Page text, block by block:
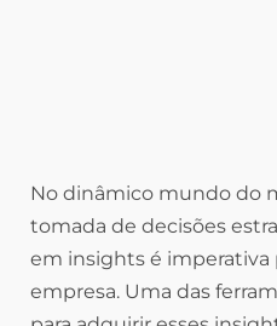
No dinâmico mundo do
tomada de decisões
em insights é imperativa
empresa. Uma das